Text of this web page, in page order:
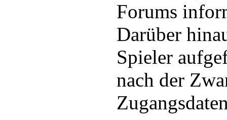
Forums
Darüber
Spieler
nach der